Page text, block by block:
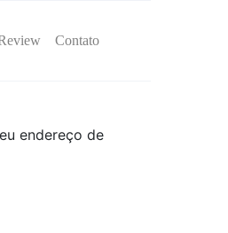
Contato
endereço de